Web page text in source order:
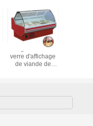
réfrigérateurs en
verre d'affichage
de viande de